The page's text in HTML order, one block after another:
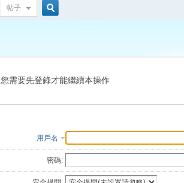
帖子
索
您需要先登錄才能繼續本操作
用戶名
密碼: